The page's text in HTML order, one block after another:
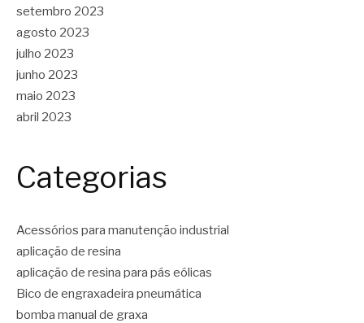
setembro 2023
agosto 2023
julho 2023
junho 2023
maio 2023
abril 2023
Categorias
Acessórios para manutenção industrial
aplicação de resina
aplicação de resina para pás eólicas
Bico de engraxadeira pneumática
bomba manual de graxa